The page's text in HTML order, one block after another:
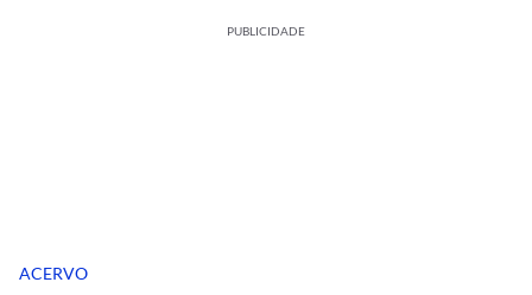
PUBLICIDADE
ACERVO